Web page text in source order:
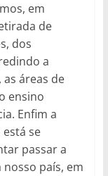
em
de
dos
a
áreas de
ensino
Enfim a
se
passar a
país, em